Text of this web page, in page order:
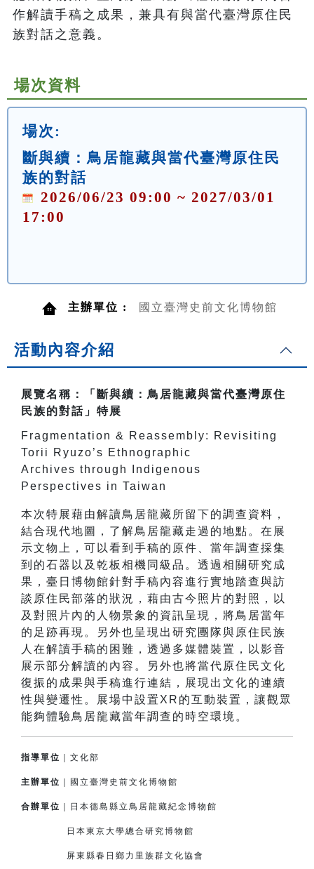
作解讀手稿之成果，兼具有與當代臺灣原住民
族對話之意義。
場次資料
場次:
斷與續：鳥居龍藏與當代臺灣原住民
族的對話
2026/06/23 09:00 ~ 2027/03/01
17:00
主辦單位 : 國立臺灣史前文化博物館
活動內容介紹
展覽名稱：「斷與續：鳥居龍藏與當代臺灣原住
民族的對話」特展
Fragmentation & Reassembly: Revisiting
Torii Ryuzo’s Ethnographic
Archives through Indigenous
Perspectives in Taiwan
本次特展藉由解讀鳥居龍藏所留下的調查資料，
結合現代地圖，了解鳥居龍藏走過的地點。在展
示文物上，可以看到手稿的原件、當年調查採集
到的石器以及乾板相機同級品。透過相關研究成
果，臺日博物館針對手稿內容進行實地踏查與訪
談原住民部落的狀況，藉由古今照片的對照，以
及對照片內的人物景象的資訊呈現，將鳥居當年
的足跡再現。另外也呈現出研究團隊與原住民族
人在解讀手稿的困難，透過多媒體裝置，以影音
展示部分解讀的內容。另外也將當代原住民文化
復振的成果與手稿進行連結，展現出文化的連續
性與變遷性。展場中設置XR的互動裝置，讓觀眾
能夠體驗鳥居龍藏當年調查的時空環境。
指導單位 ｜文化部
主辦單位 ｜國立臺灣史前文化博物館
合辦單位 ｜日本德島縣立鳥居龍藏紀念博物館
日本東京大學總合研究博物館
屏東縣春日鄉力里族群文化協會